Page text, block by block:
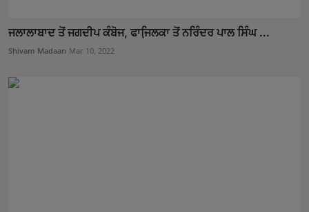
ਜਲਾਲਾਬਾਦ ਤੋਂ ਜਗਦੀਪ ਕੰਬੋਜ, ਫਾਜਿ਼ਲਕਾ ਤੋਂ ਨਰਿੰਦਰ ਪਾਲ ਸਿੰਘ ...
Shivam Madaan Mar 10, 2022